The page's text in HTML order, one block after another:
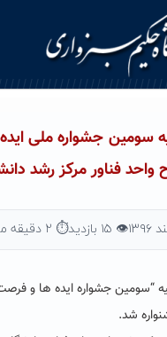
سومین جشواره ملی
فناور مرکز رشد
👁 ۱۵ بازدید ⏱ ۲ دقیقه مطالعه
“سومین جشواره ایده ها و
شد.